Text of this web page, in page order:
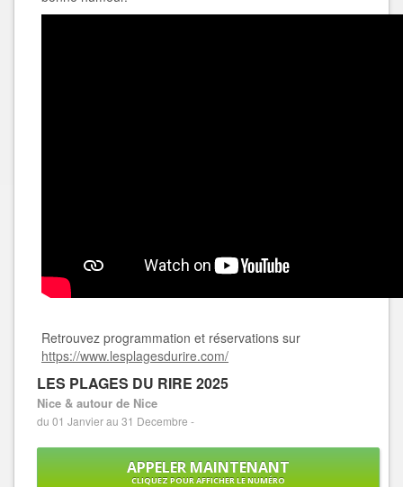
Retrouvez programmation et réservations sur
https://www.lesplagesdurire.com/
LES PLAGES DU RIRE 2025
Nice & autour de Nice
du 01 Janvier au 31 Decembre -
APPELER MAINTENANT
CLIQUEZ POUR AFFICHER LE NUMÉRO